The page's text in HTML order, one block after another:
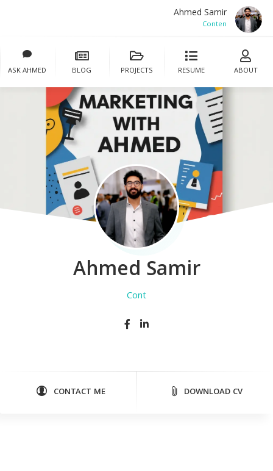
Ahmed Samir
Content
ABOUT
RESUME
PROJECTS
BLOG
ASK AHMED
Ahmed Samir
Conten
DOWNLOAD CV
CONTACT ME